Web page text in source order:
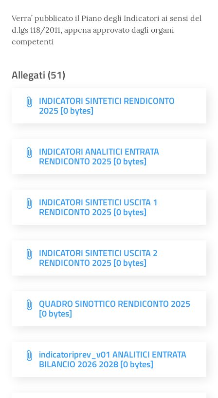
Verra’ pubblicato il Piano degli Indicatori ai sensi del
d.lgs 118/2011, appena approvato dagli organi
competenti
Allegati (51)
INDICATORI SINTETICI RENDICONTO
2025 [0 bytes]
INDICATORI ANALITICI ENTRATA
RENDICONTO 2025 [0 bytes]
INDICATORI SINTETICI USCITA 1
RENDICONTO 2025 [0 bytes]
INDICATORI SINTETICI USCITA 2
RENDICONTO 2025 [0 bytes]
QUADRO SINOTTICO RENDICONTO 2025
[0 bytes]
indicatoriprev_v01 ANALITICI ENTRATA
BILANCIO 2026 2028 [0 bytes]